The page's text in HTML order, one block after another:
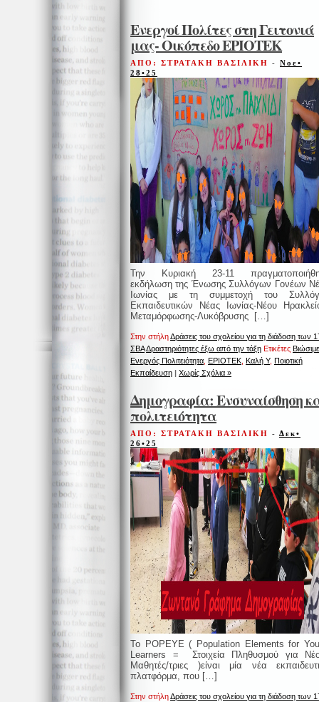
Ενεργοί Πολίτες στη Γειτονιά
μας- Οικόπεδο ΕΡΙΟΤΕΚ
ΑΠΟ: ΣΤΡΑΤΑΚΗ ΒΑΣΙΛΙΚΗ - Νοε•
28•25
Την Κυριακή 23-11
εκδήλωση της Ένωσης Συλλόγων Γονέων
Ιωνίας με τη συμμετοχή του
Εκπαιδευτικών Νέας Ιωνίας-Νέου
Μεταμόρφωσης-Λυκόβρυσης […]
Στην στήληΔράσεις του σχολείου για τη διάδοση των
ΣΒΑΔραστηριότητες έξω από την τάξη Ετικέτες
Ενεργός Πολιτειότητα ΕΡΙΟΤΕΚ Καλή Υ, Ποιοτική
Εκπαίδευση | Χωρίς Σχόλια »
Δημογραφία: Ενσυναίσθηση
πολιτειότητα
ΑΠΟ: ΣΤΡΑΤΑΚΗ ΒΑΣΙΛΙΚΗ - Δεκ•
26•25
Το POPEYE ( Population Elements for
Learners = Στοιχεία Πληθυσμού για
Μαθητές/τριες )είναι μία νέα
πλατφόρμα, που […]
Στην στήληΔράσεις του σχολείου για τη διάδοση των